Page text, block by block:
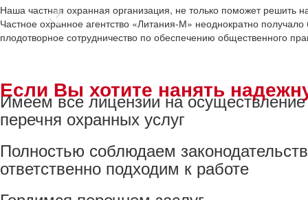
Наша частная охранная организация, не только поможет решить
Частное охранное агентство «Литания-М» неоднократно
плодотворное сотрудничество по обеспечению общественного
Если Вы хотите нанять
Имеем все лицензии на осуществление
перечня охранных услуг
Полностью соблюдаем
ответственно подходим к работе